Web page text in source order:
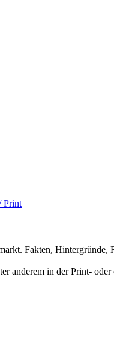
Print
Fakten, Hintergründe,
anderem in der Print- oder